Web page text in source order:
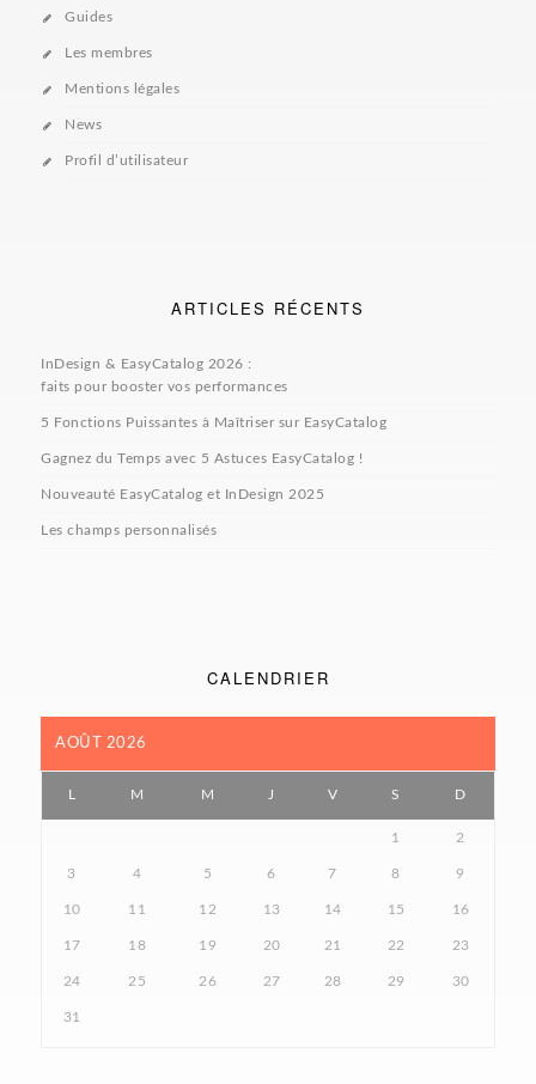
Guides
Les membres
Mentions légales
News
Profil d’utilisateur
ARTICLES RÉCENTS
InDesign & EasyCatalog 2026 :
faits pour booster vos performances
5 Fonctions Puissantes à Maîtriser sur EasyCatalog
Gagnez du Temps avec 5 Astuces EasyCatalog !
Nouveauté EasyCatalog et InDesign 2025
Les champs personnalisés
CALENDRIER
AOÛT 2026
L M M J V S D
1 2
3 4 5 6 7 8 9
10 11 12 13 14 15 16
17 18 19 20 21 22 23
24 25 26 27 28 29 30
31